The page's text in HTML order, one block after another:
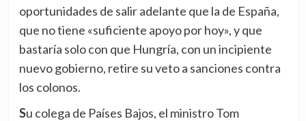
oportunidades de salir adelante que la de España,
que no tiene «suficiente apoyo por hoy», y que
bastaría solo con que Hungría, con un incipiente
nuevo gobierno, retire su veto a sanciones contra
los colonos.
Su colega de Países Bajos, el ministro Tom